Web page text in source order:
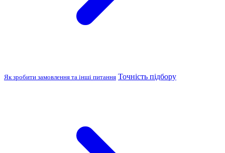
Як зробити замовлення та інші питання Точність підбору